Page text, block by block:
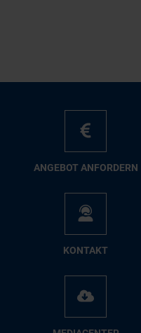
AN­GE­BOT AN­FOR­DERN
KON­TAKT